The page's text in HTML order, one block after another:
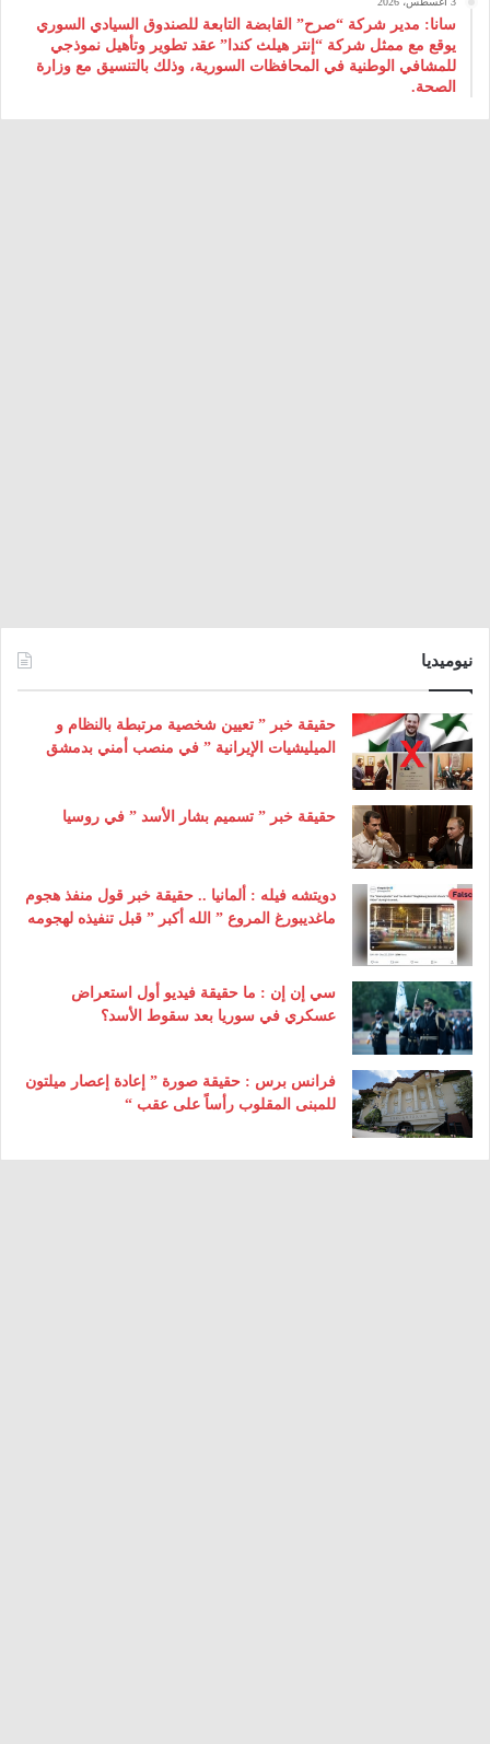
سانا: مدير شركة “صرح” القابضة التابعة للصندوق السيادي السوري
يوقع مع ممثل شركة “إنتر هيلث كندا” عقد تطوير وتأهيل نموذجي
للمشافي الوطنية في المحافظات السورية، وذلك بالتنسيق مع وزارة
الصحة.
نيوميديا
حقيقة خبر ” تعيين شخصية مرتبطة بالنظام و
الميليشيات الإيرانية ” في منصب أمني بدمشق
حقيقة خبر ” تسميم بشار الأسد ” في روسيا
دويتشه فيله : ألمانيا .. حقيقة خبر قول منفذ هجوم
ماغديبورغ المروع ” الله أكبر ” قبل تنفيذه لهجومه
سي إن إن : ما حقيقة فيديو أول استعراض
عسكري في سوريا بعد سقوط الأسد؟
فرانس برس : حقيقة صورة ” إعادة إعصار ميلتون
للمبنى المقلوب رأساً على عقب “